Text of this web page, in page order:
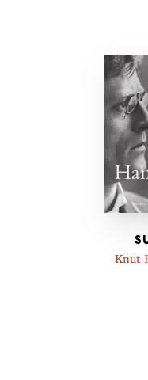
Knut